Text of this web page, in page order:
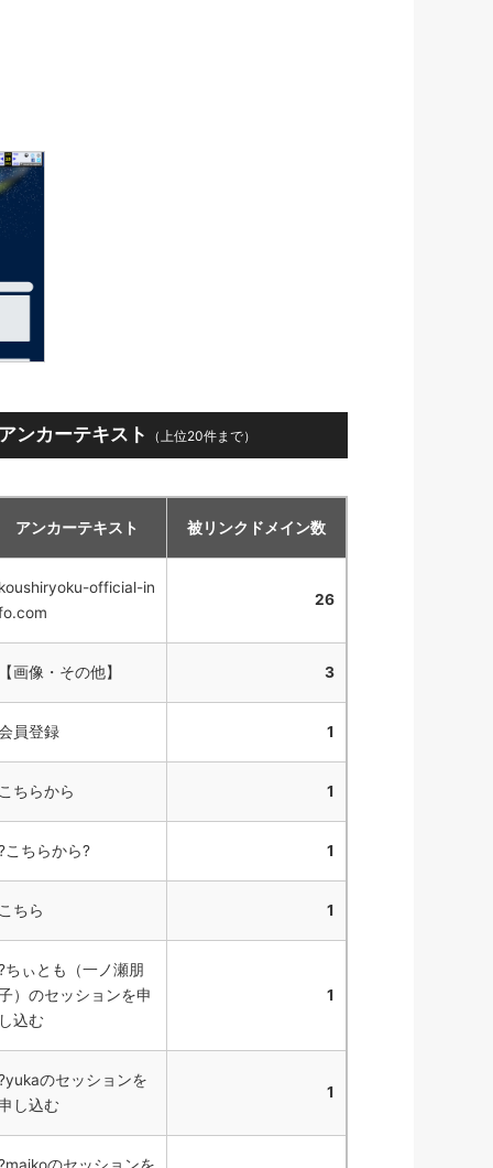
ンカーテキスト （上位20件まで）
アンカーテキスト 被リンクドメイン数
official-in
26
画像・その他】 3
員登録 1
ちらから 1
こちらから? 1
ちら 1
ちぃとも（一ノ瀬朋
）のセッションを申
込む
1
のセッションを
し込む
1